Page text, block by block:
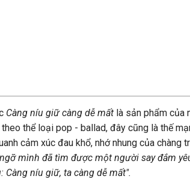
Càng níu giữ càng dễ mất là sản phẩm của
theo thể loại pop - ballad, đây cũng là thế
cảm xúc đau khổ, nhớ nhung của chàng
mình đã tìm được một người say đắm
Càng níu giữ, ta càng dễ mất".